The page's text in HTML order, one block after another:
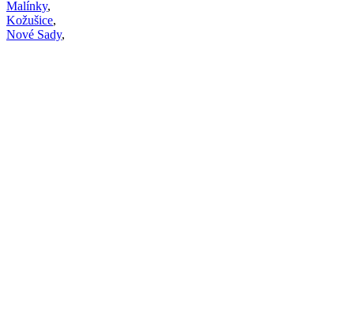
Malínky,
Kožušice,
Nové Sady,